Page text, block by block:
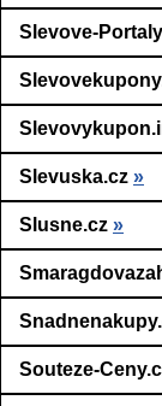
Slevove-
Slevuska.cz »
Slusne.cz »
Souteze-